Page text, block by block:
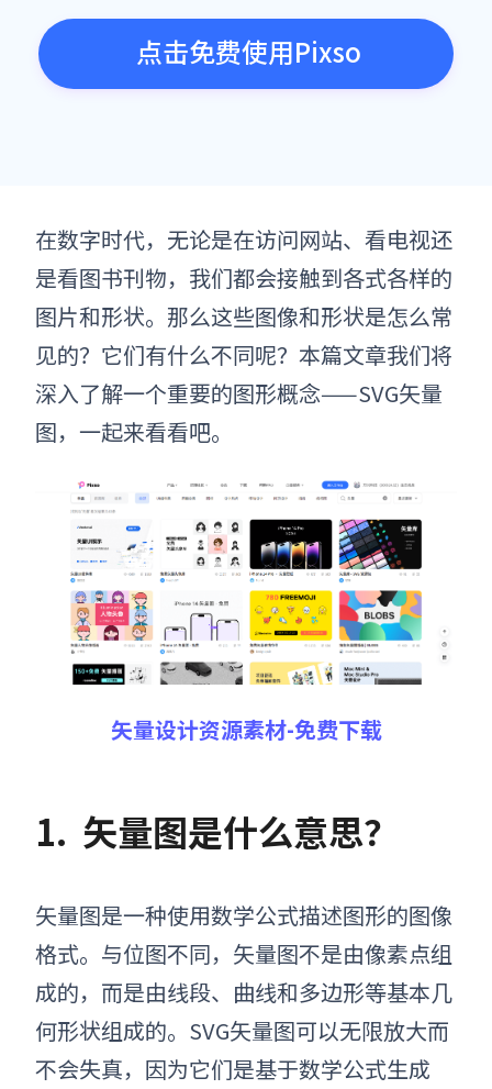
点击免费使用Pixso
在数字时代，无论是在访问网站、看电视还
是看图书刊物，我们都会接触到各式各样的
图片和形状。那么这些图像和形状是怎么常
见的？它们有什么不同呢？本篇文章我们将
深入了解一个重要的图形概念——SVG矢量
图，一起来看看吧。
矢量设计资源素材-免费下载
1. 矢量图是什么意思？
矢量图是一种使用数学公式描述图形的图像
格式。与位图不同，矢量图不是由像素点组
成的，而是由线段、曲线和多边形等基本几
何形状组成的。 SVG矢量图可以无限放大而
不会失真，因为它们是基于数学公式生成